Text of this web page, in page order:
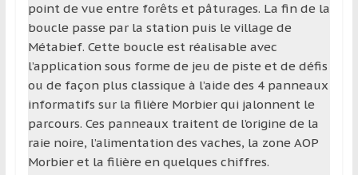
point de vue entre forêts et pâturages. La fin de la
boucle passe par la station puis le village de
Métabief. Cette boucle est réalisable avec
l’application sous forme de jeu de piste et de défis
ou de façon plus classique à l’aide des 4 panneaux
informatifs sur la filière Morbier qui jalonnent le
parcours. Ces panneaux traitent de l’origine de la
raie noire, l’alimentation des vaches, la zone AOP
Morbier et la filière en quelques chiffres.